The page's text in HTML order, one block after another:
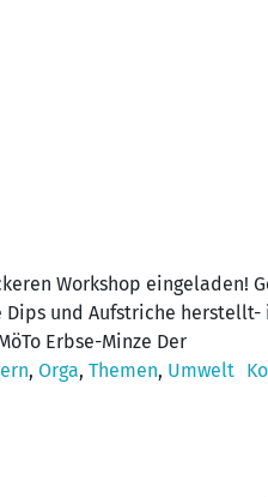
Workshop eingeladen!
und Aufstriche herstellt-
Erbse-Minze Der
, Orga, Themen, Umwelt